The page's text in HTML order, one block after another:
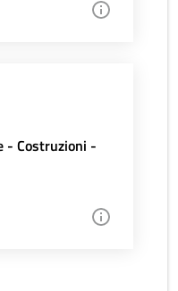
- Costruzioni -